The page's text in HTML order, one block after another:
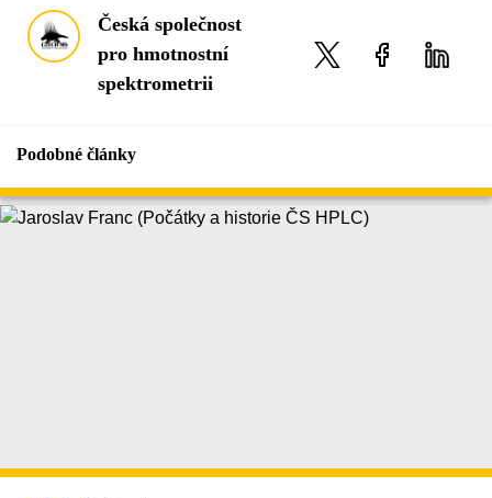
Česká společnost
pro hmotnostní
spektrometrii
Podobné články